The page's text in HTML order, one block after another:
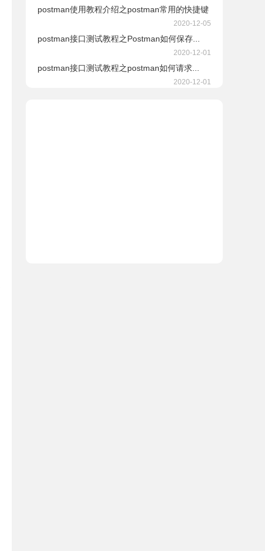
postman使用教程介绍之postman常用的快捷键
2020-12-05
postman接口测试教程之Postman如何保存...
2020-12-01
postman接口测试教程之postman如何请求...
2020-12-01